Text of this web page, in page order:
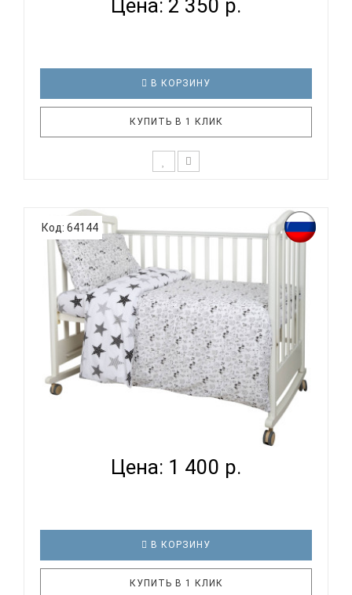
Цена: 2 350 р.
В КОРЗИНУ
КУПИТЬ В 1 КЛИК
родитель подходит очень основательно. Ведь
ребенок большую часть времени проводит в
кровати. И натуральность тканей, нежный и
веселый рисунок, высокая устойчивость к частым
стиркам – очень важные параметр..
Код: 64144
ВОМБАТИК CLASSIC COLLECTION ЗВЕРИ И ЗВЕЗДЫ
Цена: 1 400 р.
В КОРЗИНУ
КУПИТЬ В 1 КЛИК